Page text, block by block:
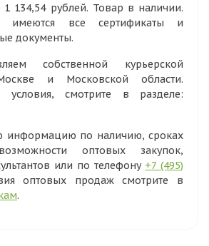
134,54 рублей. Товар в наличии.
имеются все сертификаты и
документы.
собственной курьерской
и Московской области.
условия, смотрите в разделе:
информацию по наличию, сроках
оптовых закупок,
или по телефону +7 (495)
оптовых продаж смотрите в
.